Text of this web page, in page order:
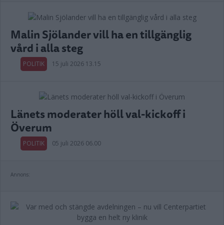
Malin Sjölander vill ha en tillgänglig
vård i alla steg
POLITIK 15 juli 2026 13.15
Länets moderater höll val-kickoff i
Överum
POLITIK 05 juli 2026 06.00
Annons: